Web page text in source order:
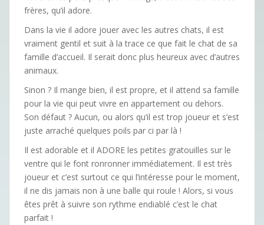
frères, qu’il adore.
Dans la vie il adore jouer avec les autres chats, il est
vraiment gentil et suit à la trace ce que fait le chat de sa
famille d’accueil. Il serait donc plus heureux avec d’autres
animaux.
Sinon ? Il mange bien, il est propre, et il attend sa famille
pour la vie qui peut vivre en appartement ou dehors.
Son défaut ? Aucun, ou alors qu’il est trop joueur et s’est
juste arraché quelques poils par ci par là !
Il est adorable et il ADORE les petites gratouilles sur le
ventre qui le font ronronner immédiatement. Il est très
joueur et c’est surtout ce qui l’intéresse pour le moment,
il ne dis jamais non à une balle qui roule ! Alors, si vous
êtes prêt à suivre son rythme endiablé c’est le chat
parfait !